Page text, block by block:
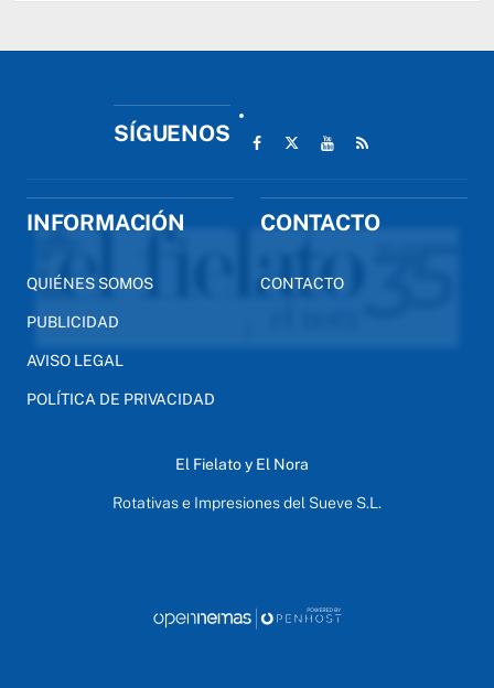
SÍGUENOS
INFORMACIÓN
QUIÉNES SOMOS
PUBLICIDAD
AVISO LEGAL
POLÍTICA DE PRIVACIDAD
CONTACTO
CONTACTO
El Fielato y El Nora
Rotativas e Impresiones del Sueve S.L.